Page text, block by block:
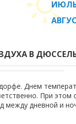
В
Днем
При этом
между дневной и